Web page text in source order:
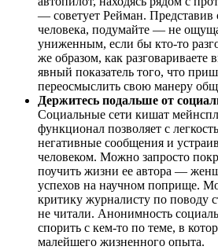
— советует Рейман. Представив
человека, подумайте — не
униженным, если бы кто-то
же образом, как разговариваете
явный показатель того, что
переосмыслить свою манеру
Держитесь подальше от
Социальные сети кишат
функционал позволяет с
негативные сообщения и
человеком. Можно запросто
поучить жизни ее автора —
успехов на научном поприще.
критику журналисту по поводу
не читали. Анонимность
спорить с кем-то по теме, в
малейшего жизненного опыта.